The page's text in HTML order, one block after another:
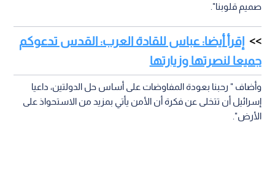
صميم قلوبنا".
إقرأ أيضا: عباس للقادة العرب: القدس تدعوكم
جميعا لنصرتها وزيارتها
وأضاف " رحبنا بعودة المفاوضات على أساس حل الدولتين، داعيا
إسرائيل أن تتخلى عن فكرة أن الأمن يأتي بمزيد من الاستحواذ على
الأرض".